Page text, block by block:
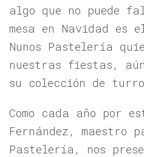
algo que no puede
mesa en Navidad es
Nunos Pastelería
nuestras fiestas,
su colección de
Como cada año por
Fernández, maestro
Pastelería, nos